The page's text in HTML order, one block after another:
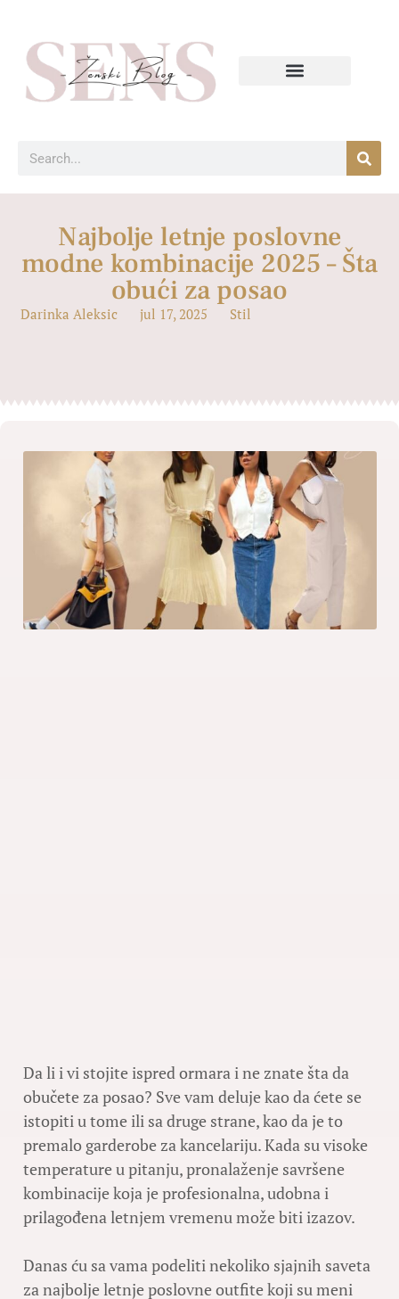
Najbolje letnje poslovne
modne kombinacije 2025 – Šta
obući za posao
Darinka Aleksic jul 17, 2025 Stil
Da li i vi stojite ispred ormara i ne znate šta da
obučete za posao? Sve vam deluje kao da ćete se
istopiti u tome ili sa druge strane, kao da je to
premalo garderobe za kancelariju. Kada su visoke
temperature u pitanju, pronalaženje savršene
kombinacije koja je profesionalna, udobna i
prilagođena letnjem vremenu može biti izazov.
Danas ću sa vama podeliti nekoliko sjajnih saveta
za najbolje letnje poslovne outfite koji su meni